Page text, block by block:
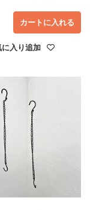
カートに入れる
に入り追加